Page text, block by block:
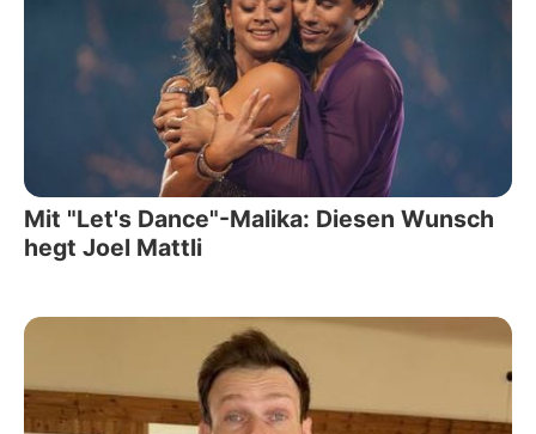
Mit "Let's Dance"-Malika: Diesen Wunsch
hegt Joel Mattli